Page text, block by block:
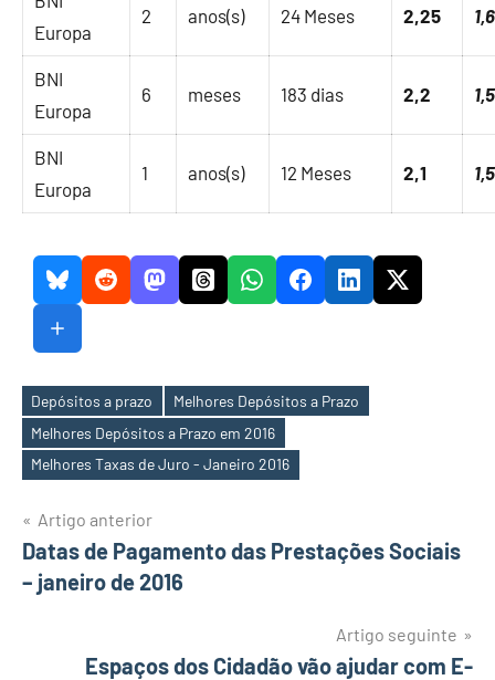
Europa
2 anos(s) 24 Meses 2,25
BNI
Europa
6 meses 183 dias 2,2
BNI
Europa
1 anos(s) 12 Meses 2,1
Etiquetas
Depósitos a prazo
Melhores Depósitos a Prazo
Melhores Depósitos a Prazo em 2016
Melhores Taxas de Juro - Janeiro 2016
Navegação
de
Artigo anterior
Datas de Pagamento das Prestações Sociais
– janeiro de 2016
Artigo seguinte
Espaços dos Cidadão vão ajudar com E-